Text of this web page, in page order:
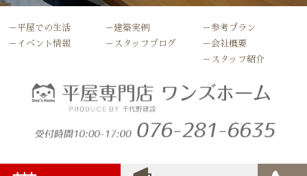
－平屋での生活
－イベント情報
－建築実例
－スタッフブログ
－参考プラン
－会社概要
－スタッフ紹介